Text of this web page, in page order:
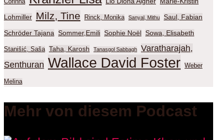
Corinna
Lohmiller Milz, Tine Rinck, Monika Sanyal, Mithu Saul, Fabian
Schröder Tajana Sommer,Emili Sophie Noël Sowa, Elisabeth
Stanišić, Saša Taha, Karosh Tanasgol Sabbagh
Varatharajah,
Senthuran Wallace David Foster Weber
Melina
Mehr von diesem Podcast